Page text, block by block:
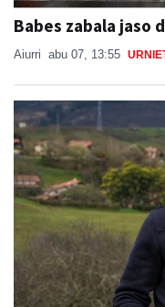
Babes zabala jaso
Aiurri abu 07, 13:55